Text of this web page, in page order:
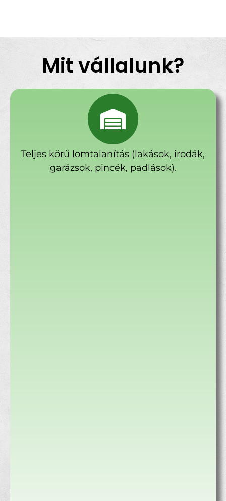
Mit vállalunk?
Teljes körű lomtalanítás (lakások, irodák,
garázsok, pincék, padlások).